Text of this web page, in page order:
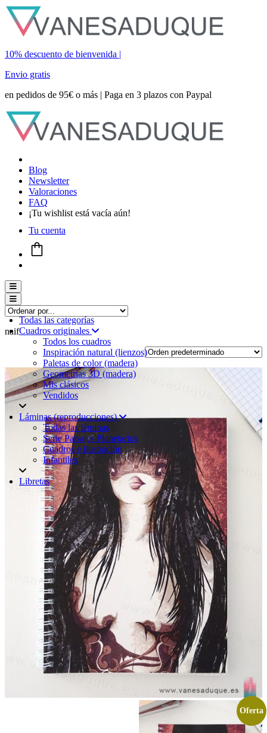
10% descuento de bienvenida |
Envio gratis
en pedidos de 95€ o más | Paga en 3 plazos con Paypal
Blog
Newsletter
Valoraciones
FAQ
¡Tu wishlist está vacía aún!
Tu cuenta
Menú conmutador hamburguesa
Todas las categorías
Cuadros originales
Todos los cuadros
Inspiración natural (lienzos)
Paletas de color (madera)
Geometrías 3D (madera)
Mis clásicos
Vendidos
Láminas (reproducciones)
Todas las láminas
Serie Paisajes Planetarios
Cuadros e ilustración
Infantiles
Libretas
Menú conmutador hamburguesa
naif
Oferta